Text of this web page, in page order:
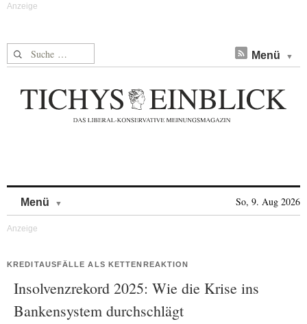
Suche nach: Menü
Menü So, 9. Aug 2026
KREDITAUSFÄLLE ALS KETTENREAKTION
Insolvenzrekord 2025: Wie die Krise ins
Bankensystem durchschlägt